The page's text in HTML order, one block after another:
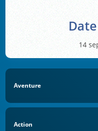
14
Aventure
Action